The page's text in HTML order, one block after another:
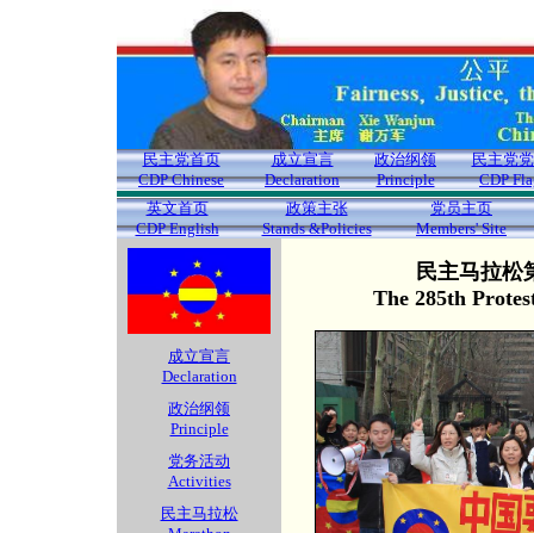
民主党首页
CDP Chinese
成立宣言
Declaration
政治纲领
Principle
民主党
CDP
英文首页
CDP English
政策主张
Stands &Policies
党员主页
Members' Site
成立宣言
Declaration
政治纲领
Principle
党务活动
Activities
民主马拉松
民主马拉松
The 285th